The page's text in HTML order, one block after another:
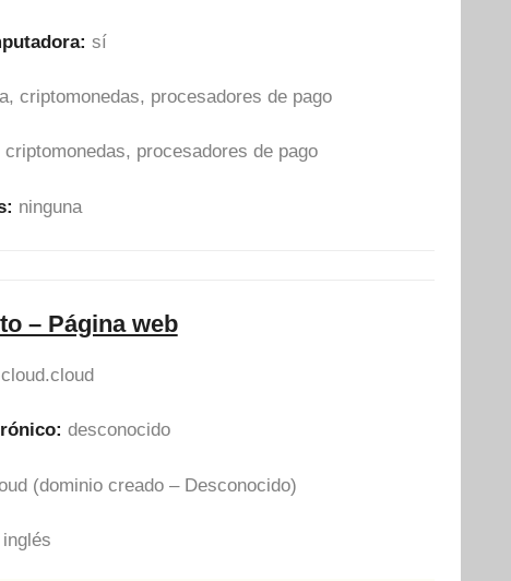
sí
criptomonedas, procesadores de pago
procesadores de pago
ninguna
– Página web
desconocido
(dominio creado – Desconocido)
inglés